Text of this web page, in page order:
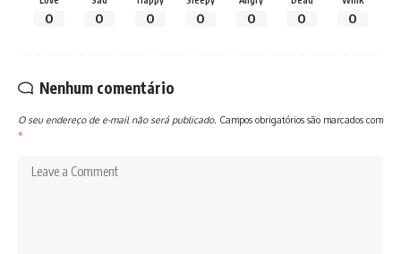
0 0 0 0 0 0 0
Nenhum comentário
O seu endereço de e-mail não será publicado. Campos obrigatórios são marcados com
*